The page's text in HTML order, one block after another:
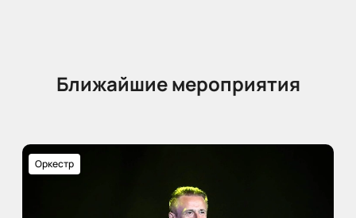
Ближайшие мероприятия
Оркестр